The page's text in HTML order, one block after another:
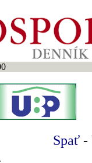
Spať -